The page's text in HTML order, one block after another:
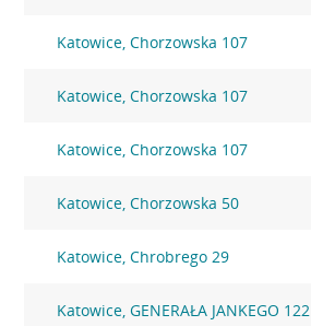
Katowice, Chorzowska 107
Katowice, Chorzowska 107
Katowice, Chorzowska 107
Katowice, Chorzowska 50
Katowice, Chrobrego 29
Katowice, GENERAŁA JANKEGO 122